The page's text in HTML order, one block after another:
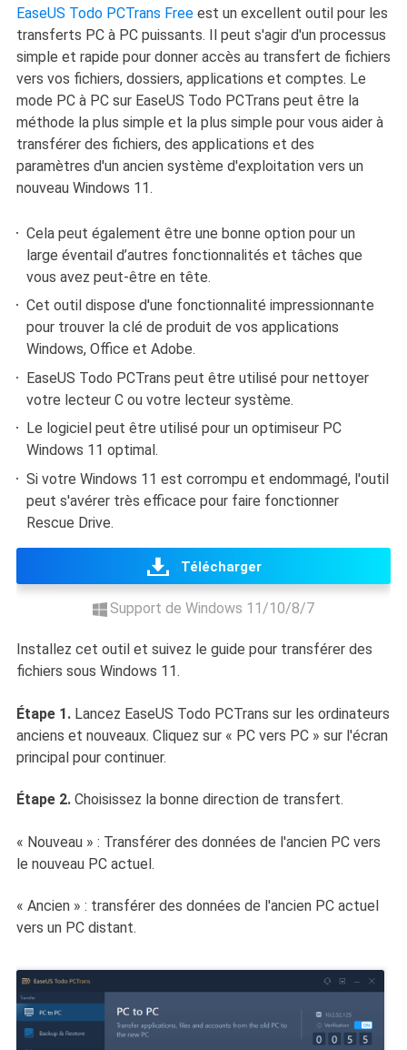
EaseUS Todo PCTrans Freeest un excellent outil pour les
transferts PC à PC puissants. Il peut s'agir d'un processus
simple et rapide pour donner accès au transfert de fichiers
vers vos fichiers, dossiers, applications et comptes. Le
mode PC à PC sur EaseUS Todo PCTrans peut être la
méthode la plus simple et la plus simple pour vous aider à
transférer des fichiers, des applications et des
paramètres d'un ancien système d'exploitation vers un
nouveau Windows 11.
Cela peut également être une bonne option pour un
large éventail d’autres fonctionnalités et tâches que
vous avez peut-être en tête.
Cet outil dispose d'une fonctionnalité impressionnante
pour trouver la clé de produit de vos applications
Windows, Office et Adobe.
EaseUS Todo PCTrans peut être utilisé pour nettoyer
votre lecteur C ou votre lecteur système.
Le logiciel peut être utilisé pour un optimiseur PC
Windows 11 optimal.
Si votre Windows 11 est corrompu et endommagé, l'outil
peut s'avérer très efficace pour faire fonctionner
Rescue Drive.
Télécharger
Support de Windows 11/10/8/7
Installez cet outil et suivez le guide pour transférer des
fichiers sous Windows 11.
Étape 1.Lancez EaseUS Todo PCTrans sur les ordinateurs
anciens et nouveaux. Cliquez sur « PC vers PC » sur l'écran
principal pour continuer.
Étape 2.Choisissez la bonne direction de transfert.
« Nouveau » : Transférer des données de l'ancien PC vers
le nouveau PC actuel.
« Ancien » : transférer des données de l'ancien PC actuel
vers un PC distant.